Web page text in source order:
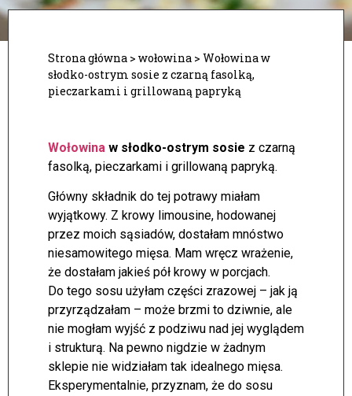
Strona główna > wołowina > Wołowina w
słodko-ostrym sosie z czarną fasolką,
pieczarkami i grillowaną papryką
Wołowina w słodko-ostrym sosie z czarną
fasolką, pieczarkami i grillowaną papryką.
Główny składnik do tej potrawy miałam
wyjątkowy. Z krowy limousine, hodowanej
przez moich sąsiadów, dostałam mnóstwo
niesamowitego mięsa. Mam wręcz wrażenie,
że dostałam jakieś pół krowy w porcjach.
Do tego sosu użyłam części zrazowej – jak ją
przyrządzałam – może brzmi to dziwnie, ale
nie mogłam wyjść z podziwu nad jej wyglądem
i strukturą. Na pewno nigdzie w żadnym
sklepie nie widziałam tak idealnego mięsa.
Eksperymentalnie, przyznam, że do sosu